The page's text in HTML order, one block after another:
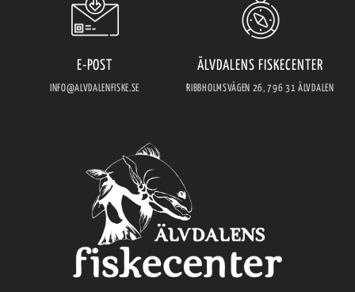
E-POST
INFO@ALVDALENFISKE.SE
ÄLVDALENS FISKECENTER
RIBBHOLMSVÄGEN 26, 796 31 ÄLVDALEN